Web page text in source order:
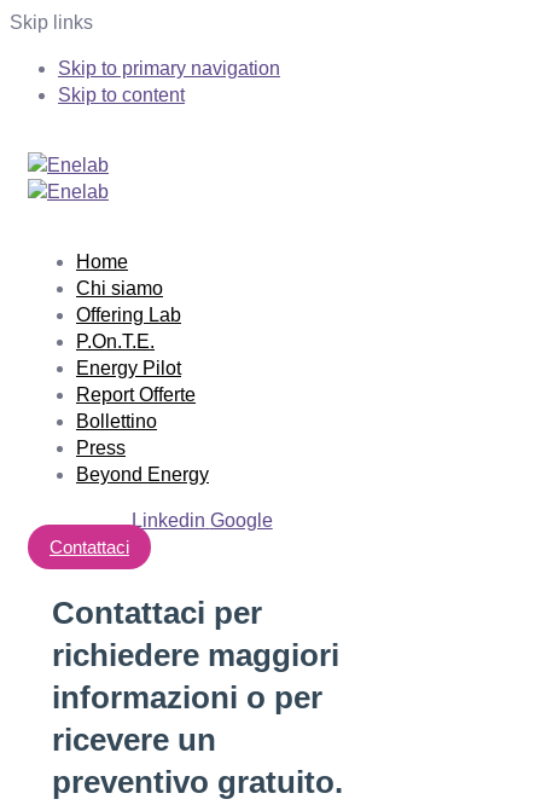
Skip links
Skip to primary navigation
Skip to content
Home
Chi siamo
Offering Lab
P.On.T.E.
Energy Pilot
Report Offerte
Bollettino
Press
Beyond Energy
Linkedin Google
Contattaci
Contattaci per
richiedere maggiori
informazioni o per
ricevere un
preventivo gratuito.